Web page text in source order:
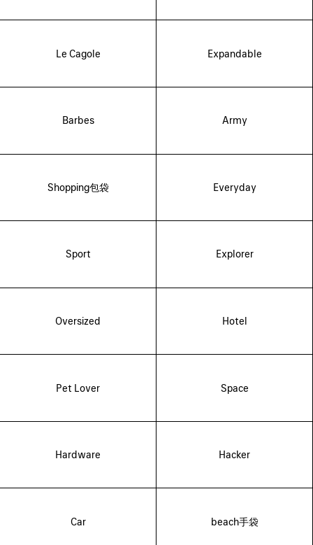
Le Cagole Expandable
Barbes Army
Shopping包袋 Everyday
Sport Explorer
Oversized Hotel
Pet Lover Space
Hardware Hacker
Car beach手袋